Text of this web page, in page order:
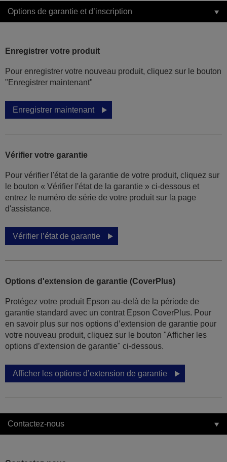
Options de garantie et d’inscription
Enregistrer votre produit
Pour enregistrer votre nouveau produit, cliquez sur le bouton
"Enregistrer maintenant"
Enregistrer maintenant
Vérifier votre garantie
Pour vérifier l'état de la garantie de votre produit, cliquez sur
le bouton « Vérifier l'état de la garantie » ci-dessous et
entrez le numéro de série de votre produit sur la page
d'assistance.
Vérifier l’état de garantie
Options d'extension de garantie (CoverPlus)
Protégez votre produit Epson au-delà de la période de
garantie standard avec un contrat Epson CoverPlus. Pour
en savoir plus sur nos options d’extension de garantie pour
votre nouveau produit, cliquez sur le bouton "Afficher les
options d’extension de garantie" ci-dessous.
Afficher les options d’extension de garantie
Contactez-nous